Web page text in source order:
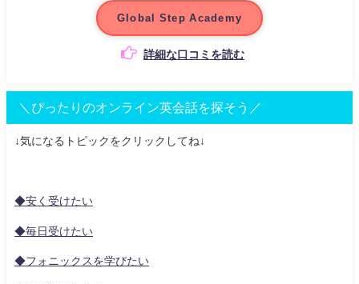
Global Step Academy
詳細な口コミを読む
＼ぴったりのオンライン英会話を探そう／
↓気になるトピックをクリックしてね↓
◆安く受けたい
◆毎日受けたい
◆フォニックスを学びたい